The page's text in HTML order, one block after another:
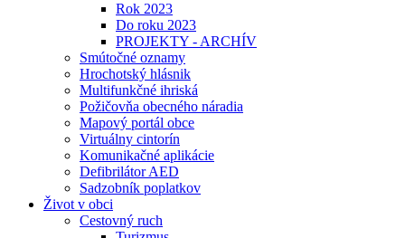
Rok 2023
Do roku 2023
PROJEKTY - ARCHÍV
Smútočné oznamy
Hrochotský hlásnik
Multifunkčné ihriská
Požičovňa obecného náradia
Mapový portál obce
Virtuálny cintorín
Komunikačné aplikácie
Defibrilátor AED
Sadzobník poplatkov
Život v obci
Cestovný ruch